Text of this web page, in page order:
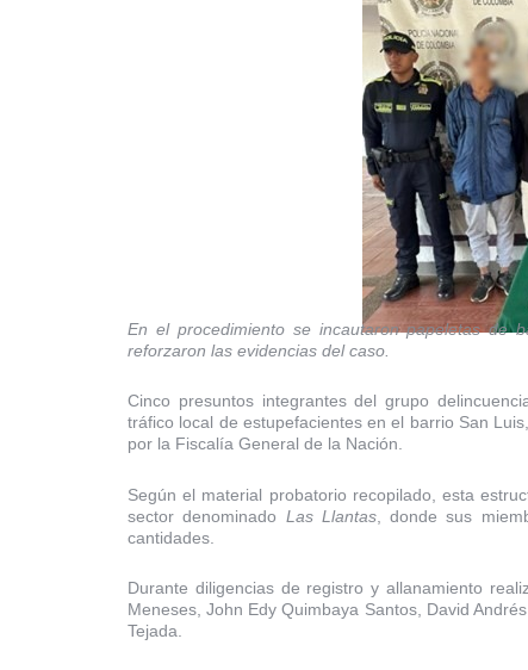
En el procedimiento se incautaron papeletas de
reforzaron las evidencias del caso.
Cinco presuntos integrantes del grupo
tráfico local de estupefacientes en el barrio San
por la Fiscalía General de la Nación.
Según el material probatorio recopilado, esta
sector denominado Las Llantas, donde sus
cantidades.
Durante diligencias de registro y allanamiento
Meneses, John Edy Quimbaya Santos, David
Tejada.